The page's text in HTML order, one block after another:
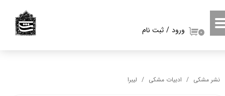
ورود / ثبت نام
حساب کاربری من
۰
نشر مشکی ادبیات مشکی لیبرا